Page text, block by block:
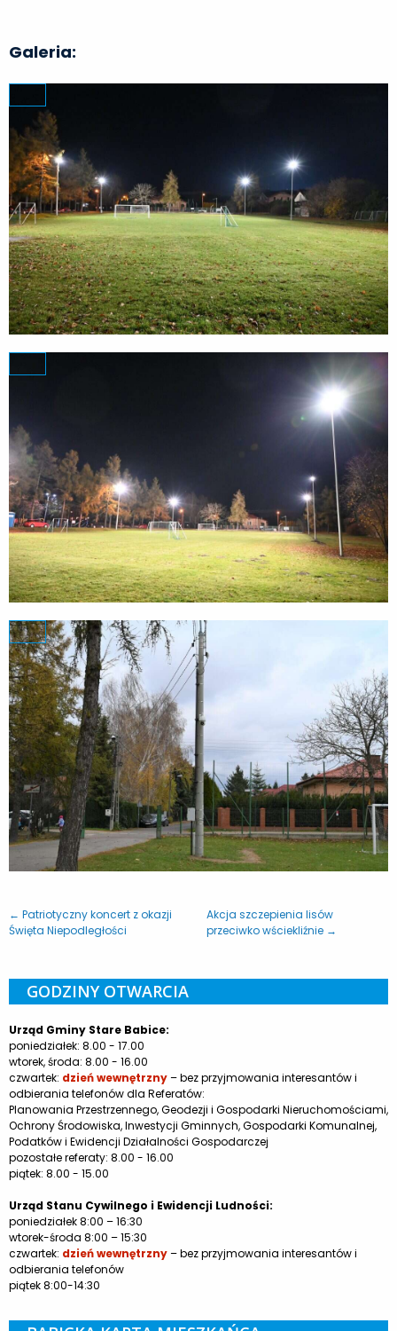
Galeria:
← Patriotyczny koncert z okazji
Święta Niepodległości
Akcja szczepienia lisów
przeciwko wściekliźnie →
GODZINY OTWARCIA
Urząd Gminy Stare Babice:
poniedziałek: 8.00 - 17.00
wtorek, środa: 8.00 - 16.00
czwartek: dzień wewnętrzny– bez przyjmowania interesantów i
odbierania telefonów dla Referatów:
Planowania Przestrzennego, Geodezji i Gospodarki Nieruchomościami,
Ochrony Środowiska, Inwestycji Gminnych, Gospodarki Komunalnej,
Podatków i Ewidencji Działalności Gospodarczej
pozostałe referaty: 8.00 - 16.00
piątek: 8.00 - 15.00
Urząd Stanu Cywilnego i Ewidencji Ludności:
poniedziałek 8:00 – 16:30
wtorek-środa 8:00 – 15:30
czwartek: dzień wewnętrzny– bez przyjmowania interesantów i
odbierania telefonów
piątek 8:00-14:30